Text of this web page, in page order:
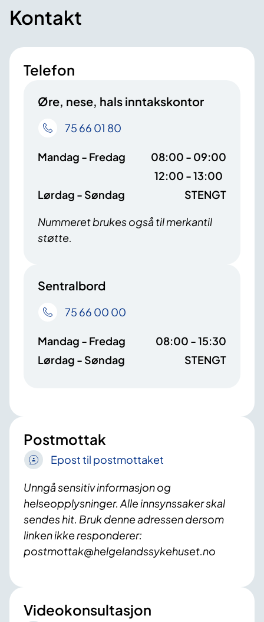
Kontakt
Telefon
Øre, nese, hals inntakskontor
75 66 01 80
Mandag - Fredag
08:00 - 09:00
12:00 - 13:00
Lørdag - Søndag
STENGT
Nummeret brukes også til merkantil
støtte.
Sentralbord
75 66 00 00
Mandag - Fredag
08:00 - 15:30
Lørdag - Søndag
STENGT
Postmottak
Epost til postmottaket
Unngå sensitiv informasjon og
helseopplysninger. Alle innsynssaker skal
sendes hit. Bruk denne adressen dersom
linken ikke responderer:
postmottak@helgelandssykehuset.no
Videokonsultasjon